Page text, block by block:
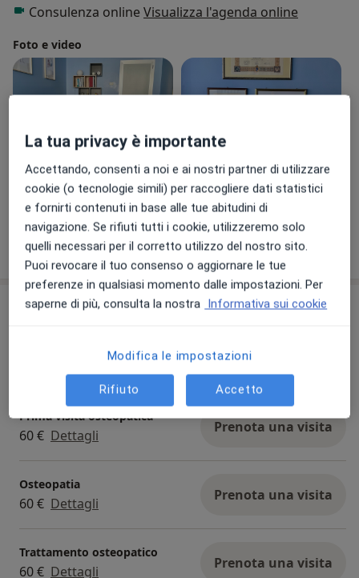
Consulenza online Visualizza l'agenda online
Foto e video
Visualizza galleria (4)
Mostra dettagli
sull'esperienza
Prestazioni e prezzi
massofisioterapia
Dettagli
Prenota una visita
Prima visita osteopatica
60 € Dettagli Prenota una visita
Osteopatia
60 € Dettagli Prenota una visita
Trattamento osteopatico
60 € Dettagli Prenota una visita
La tua privacy è importante
Accettando, consenti a noi e ai nostri partner di utilizzare
cookie (o tecnologie simili) per raccogliere dati statistici
e fornirti contenuti in base alle tue abitudini di
navigazione. Se rifiuti tutti i cookie, utilizzeremo solo
quelli necessari per il corretto utilizzo del nostro sito.
Puoi revocare il tuo consenso o aggiornare le tue
preferenze in qualsiasi momento dalle impostazioni. Per
saperne di più, consulta la nostra Informativa sui cookie
Modifica le impostazioni
Rifiuto Accetto